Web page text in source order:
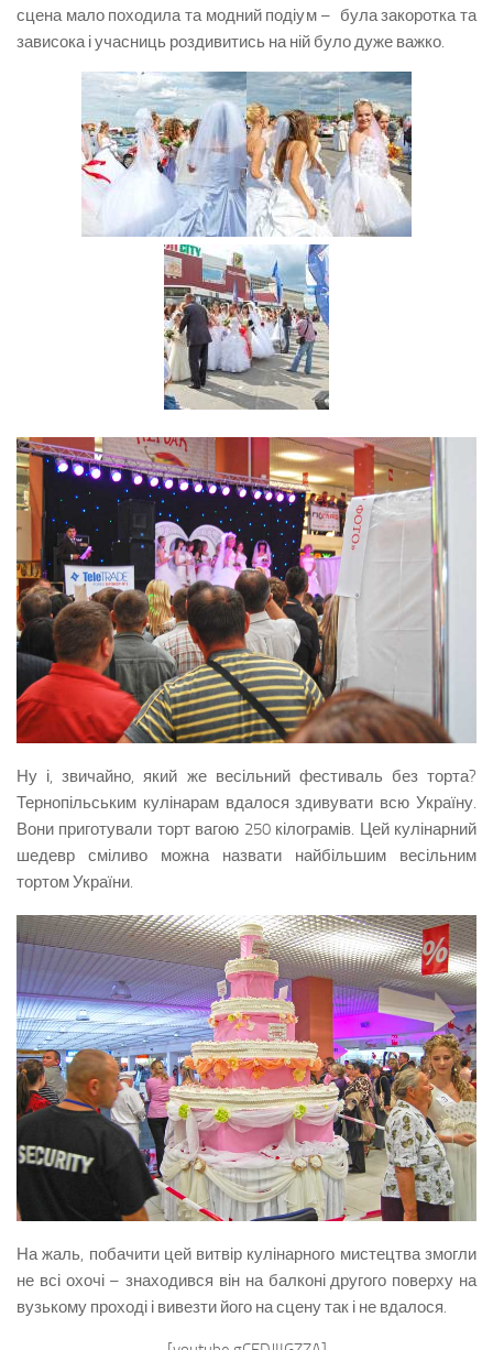
сцена мало походила та модний подіум – була закоротка та
зависока і учасниць роздивитись на ній було дуже важко.
Ну і, звичайно, який же весільний фестиваль без торта?
Тернопільським кулінарам вдалося здивувати всю Україну.
Вони приготували торт вагою 250 кілограмів. Цей кулінарний
шедевр сміливо можна назвати найбільшим весільним
тортом України.
На жаль, побачити цей витвір кулінарного мистецтва змогли
не всі охочі – знаходився він на балконі другого поверху на
вузькому проході і вивезти його на сцену так і не вдалося.